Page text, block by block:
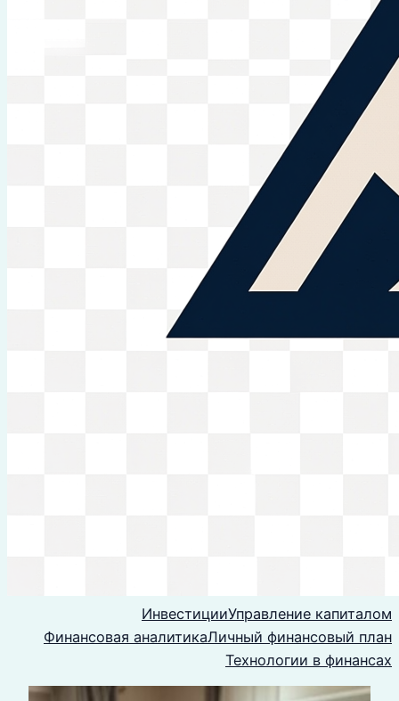
ИнвестицииУправление капиталом
Финансовая аналитикаЛичный финансовый план
Технологии в финансах